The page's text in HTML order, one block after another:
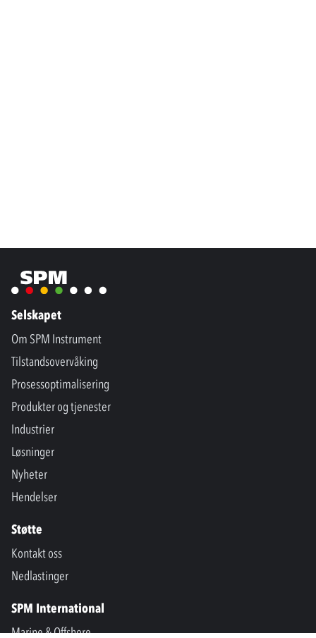
Selskapet
Om SPM Instrument
Tilstandsovervåking
Prosessoptimalisering
Produkter og tjenester
Industrier
Løsninger
Nyheter
Hendelser
Støtte
Kontakt oss
Nedlastinger
SPM International
Marine & Offshore